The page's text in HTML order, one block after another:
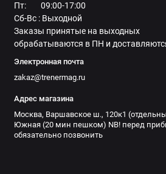
Пт: 09:00-17:00
Сб-Вс : Выходной
Заказы принятые на выходных
обрабатываются в ПН и
Электронная почта
zakaz@trenermag.ru
Адрес магазина
Москва, Варшавское ш., 120к1
Южная (20 мин пешком) NB! перед
обязательно позвонить